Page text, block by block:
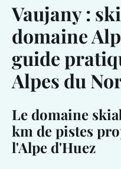
Vaujany :
domaine
guide
Alpes du
Le domaine
km de pistes
l'Alpe d'Huez